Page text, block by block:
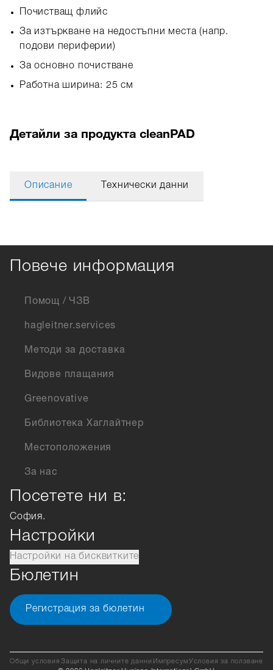
Почистващ флийс
За изтъркване на недостъпни места (напр.
подови периферии)
За основно почистване
Работна ширина: 25 cм
Детайли за продукта cleanPAD
Описание Технически данни
Повече информация
Помощ / ЧЗВ
hagleitner.services
Методи за доставка
Видове плащания
Greenovative
Библиотека Хаглайтнер
Местоположения
За нас
Посетете ни в:
София.
Настройки
Настройки на бисквитките
Бюлетин
Регистрация за бюлетин
Общи условия Защита на личните данни ИмпресумУсловия за ползване